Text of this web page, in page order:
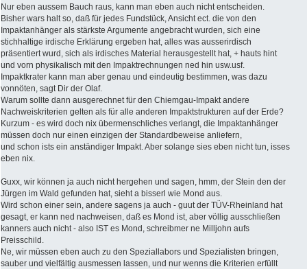
Nur eben aussem Bauch raus, kann man eben auch nicht entscheiden.
Bisher wars halt so, daß für jedes Fundstück, Ansicht ect. die von den
Impaktanhänger als stärkste Argumente angebracht wurden, sich eine
stichhaltige irdische Erklärung ergeben hat, alles was ausserirdisch
präsentiert wurd, sich als irdisches Material herausgestellt hat, + hauts hint
und vorn physikalisch mit den Impaktrechnungen ned hin usw.usf.
Impaktkrater kann man aber genau und eindeutig bestimmen, was dazu
vonnöten, sagt Dir der Olaf.
Warum sollte dann ausgerechnet für den Chiemgau-Impakt andere
Nachweiskriterien gelten als für alle anderen Impaktstrukturen auf der Erde?
Kurzum - es wird doch nix übermenschliches verlangt, die Impaktanhänger
müssen doch nur einen einzigen der Standardbeweise anliefern,
und schon ists ein anständiger Impakt. Aber solange sies eben nicht tun, isses
eben nix.
Guxx, wir können ja auch nicht hergehen und sagen, hmm, der Stein den der
Jürgen im Wald gefunden hat, sieht a bisserl wie Mond aus.
Wird schon einer sein, andere sagens ja auch - guut der TÜV-Rheinland hat
gesagt, er kann ned nachweisen, daß es Mond ist, aber völlig ausschließen
kanners auch nicht - also IST es Mond, schreibmer ne Milljohn aufs
Preisschild.
Ne, wir müssen eben auch zu den Speziallabors und Spezialisten bringen,
sauber und vielfältig ausmessen lassen, und nur wenns die Kriterien erfüllt